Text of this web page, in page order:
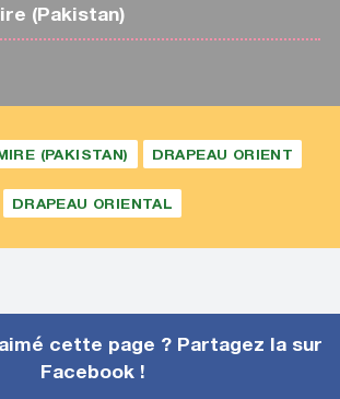
(Pakistan)
(PAKISTAN) DRAPEAU ORIENT
DRAPEAU ORIENTAL
cette page ? Partagez la sur
Facebook !